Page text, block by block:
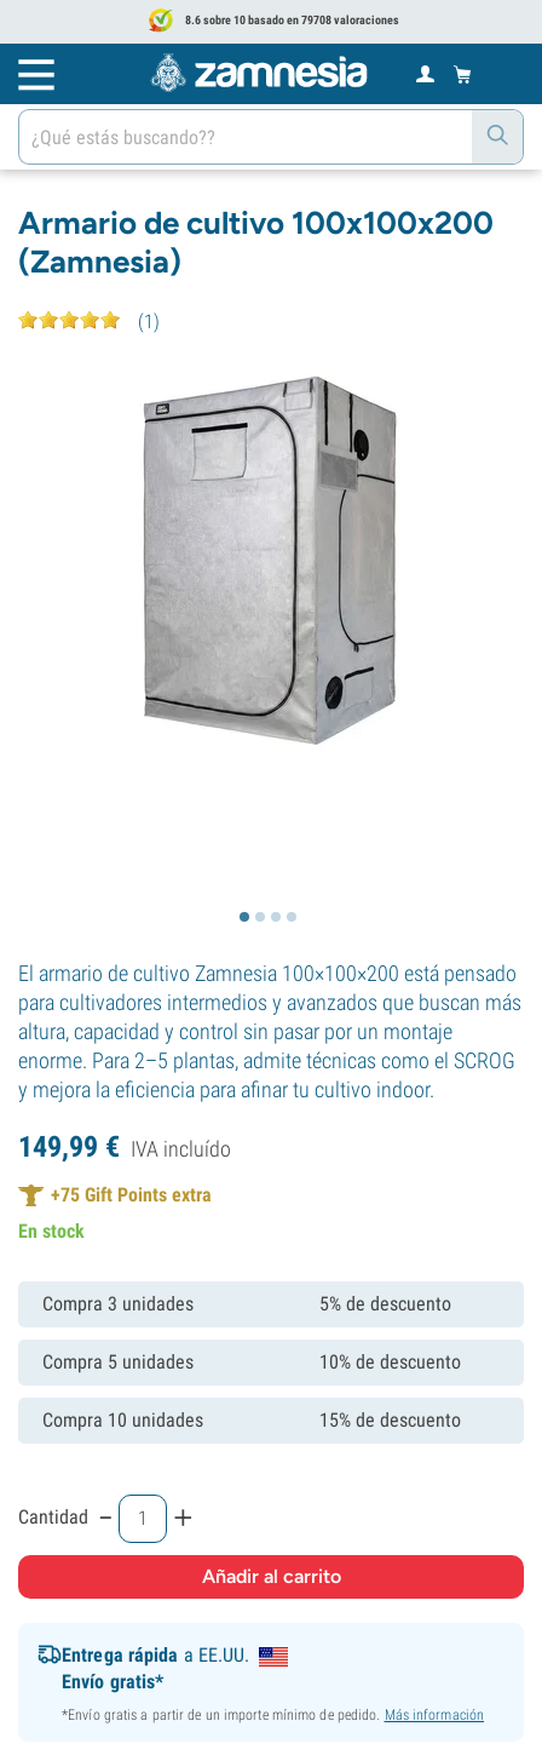
8.6 sobre 10 basado en 79708 valoraciones
Armario de cultivo 100x100x200
(Zamnesia)
(1)
El armario de cultivo Zamnesia 100×100×200 está pensado
para cultivadores intermedios y avanzados que buscan más
altura, capacidad y control sin pasar por un montaje
enorme. Para 2–5 plantas, admite técnicas como el SCROG
y mejora la eficiencia para afinar tu cultivo indoor.
149,99 € IVA incluído
+75 Gift Points extra
En stock
Compra 3 unidades 5% de descuento
Compra 5 unidades 10% de descuento
Compra 10 unidades 15% de descuento
Cantidad - +
Entrega rápida a EE.UU.
Envío gratis*
*Envío gratis a partir de un importe mínimo de pedido. Más información